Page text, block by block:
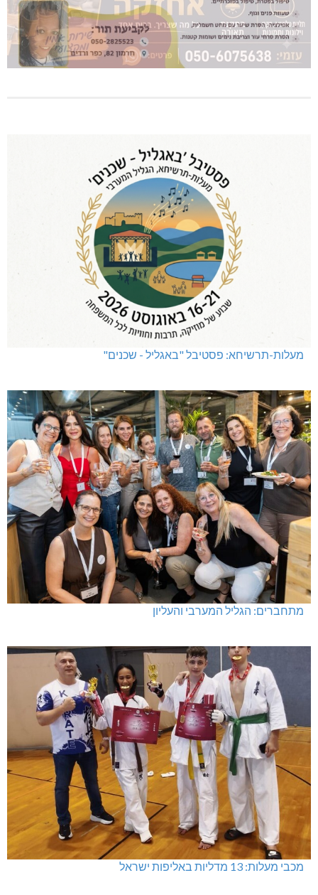
מעלות-תרשיחא: פסטיבל "באגליל - שכנים"
מתחברים: הגליל המערבי והעליון
מכבי מעלות: 13 מדליות באליפות ישראל